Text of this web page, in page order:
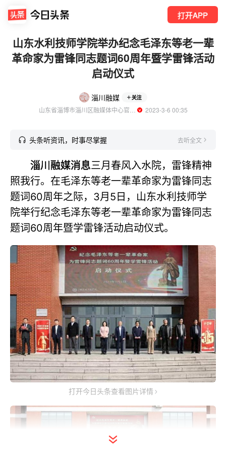
打开APP
山东水利技师学院举办纪念毛泽东等老一辈
革命家为雷锋同志题词60周年暨学雷锋活动
启动仪式
淄川融媒 关注
  2023-3-6 00:35
头条听资讯，时事尽掌握 去听全文
淄川融媒消息三月春风入水院，雷锋精神
照我行。在毛泽东等老一辈革命家为雷锋同志
题词60周年之际，3月5日，山东水利技师学
院举行纪念毛泽东等老一辈革命家为雷锋同志
题词60周年暨学雷锋活动启动仪式。
打开今日头条查看图片详情